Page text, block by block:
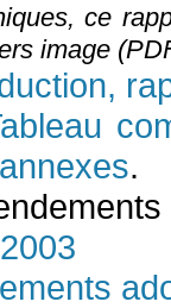
ce
image
.